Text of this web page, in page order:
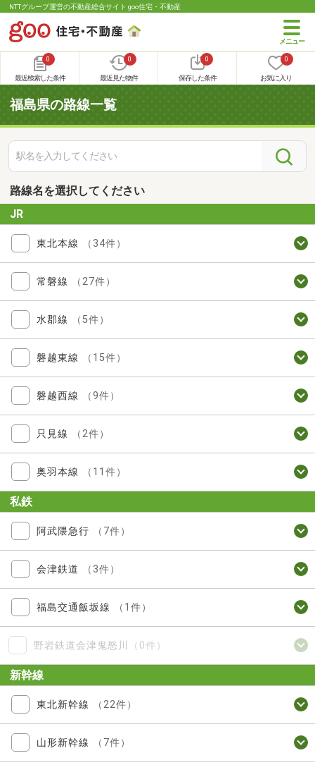
NTTグループ運営の不動産総合サイト goo住宅・不動産
0
最近検索した条件
0
最近見た物件
0
保存した条件
0
お気に入り
福島県の路線一覧
路線名を選択してください
JR
東北本線 （34件）
常磐線 （27件）
水郡線 （5件）
磐越東線 （15件）
磐越西線 （9件）
只見線 （2件）
奥羽本線 （11件）
私鉄
阿武隈急行 （7件）
会津鉄道 （3件）
福島交通飯坂線 （1件）
野岩鉄道会津鬼怒川 （0件）
新幹線
東北新幹線 （22件）
山形新幹線 （7件）